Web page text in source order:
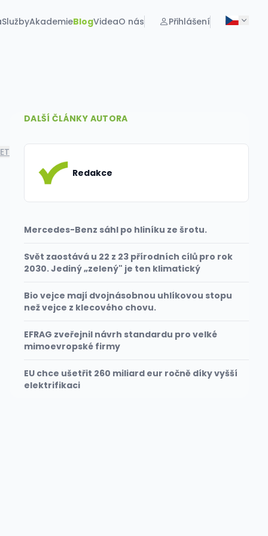
SlužbyAkademieBlogVideaO nás Přihlášení
DALŠÍ ČLÁNKY AUTORA
Redakce
Mercedes-Benz sáhl po hliníku ze šrotu.
Svět zaostává u 22 z 23 přírodních cílů pro rok
2030. Jediný „zelený" je ten klimatický
Bio vejce mají dvojnásobnou uhlíkovou stopu
než vejce z klecového chovu.
EFRAG zveřejnil návrh standardu pro velké
mimoevropské firmy
EU chce ušetřit 260 miliard eur ročně díky vyšší
elektrifikaci